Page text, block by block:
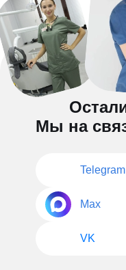
Мы на
Telegram
Max
VK